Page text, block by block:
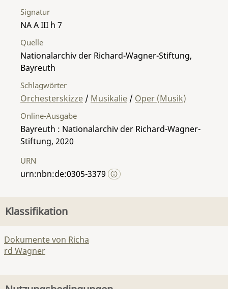
Signatur
NA A III h 7
Quelle
Nationalarchiv der Richard-Wagner-Stiftung,
Bayreuth
Schlagwörter
Orchesterskizze / Musikalie / Oper (Musik)
Online-Ausgabe
Bayreuth : Nationalarchiv der Richard-Wagner-
Stiftung, 2020
URN
urn:nbn:de:0305-3379
Klassifikation
Dokumente von Richa
rd Wagner